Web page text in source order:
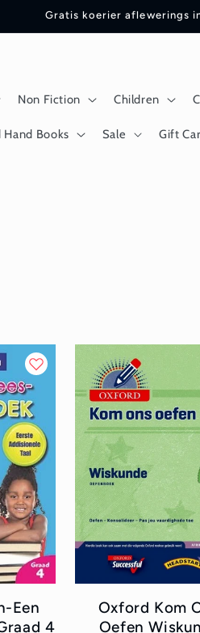
Gratis koerier aflewerings
Non Fiction Children
Hand Books Sale Gift
Een
4
Oxford Kom
Oefen